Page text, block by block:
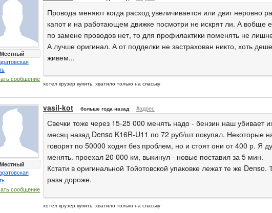
Местный
сообщение
Провода меняют когда расход увеличивается или двиг неровно
капот и на работающем движке посмотри не искрят ли. А вобще
по замене проводов нет, то для профилактики поменять не
А лучше оригинал. А от подделки не застрахован никто, хоть
живем...
хотел крузер купить, хватило только на спаську
Местный
сообщение
vasil-kot больше года назад #адрес
Свечки тоже через 15-25 000 менять надо - бензин наш убивает
месяц назад Denso K16R-U11 по 72 руб/шт покупал. Некоторые
говорят по 50000 ходят без проблем, но и стоят они от 400 р.
менять. проехал 20 000 км, выкинул - новые поставил за 5 мин.
Кстати в оригинальной Тойотовской упаковке лежат те же Denso.
раза дороже.
хотел крузер купить, хватило только на спаську